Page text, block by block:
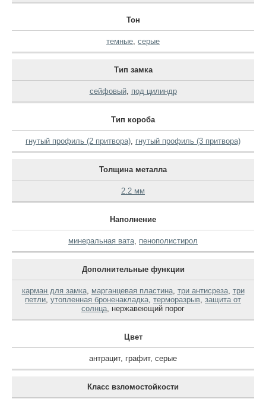
Тон
темные, серые
Тип замка
сейфовый, под цилиндр
Тип короба
гнутый профиль (2 притвора), гнутый профиль (3 притвора)
Толщина металла
2.2 мм
Наполнение
минеральная вата, пенополистирол
Дополнительные функции
карман для замка, марганцевая пластина, три антисреза, три
петли, утопленная броненакладка, терморазрыв, защита от
солнца, нержавеющий порог
Цвет
антрацит, графит, серые
Класс взломостойкости